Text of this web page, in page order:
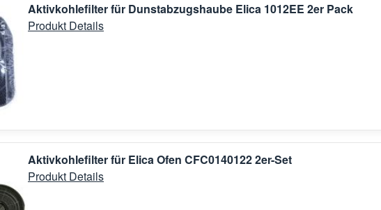
Aktivkohlefilter für Dunstabzugshaube Elica 1012EE 2er Pack
Produkt Details
Aktivkohlefilter für Elica Ofen CFC0140122 2er-Set
Produkt Details